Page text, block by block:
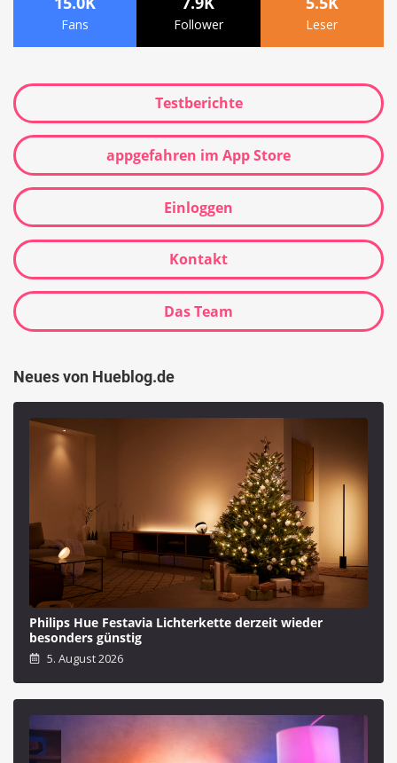
Fans Follower Leser
Testberichte
appgefahren im App Store
Einloggen
Kontakt
Das Team
Neues von Hueblog.de
Philips Hue Festavia Lichterkette derzeit wieder
besonders günstig
5. August 2026